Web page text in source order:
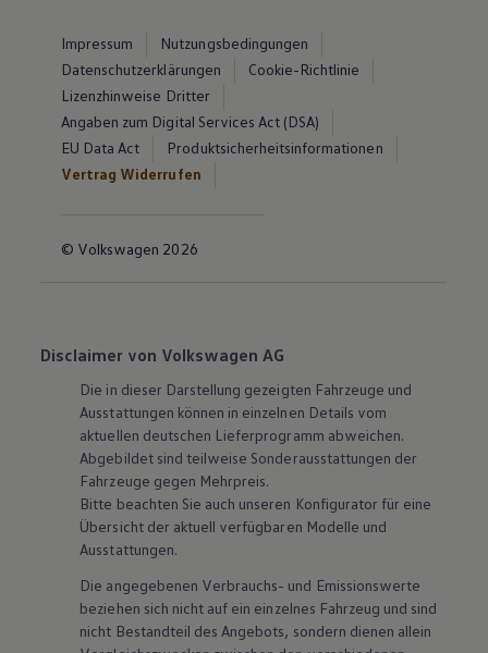
Impressum
Nutzungsbedingungen
Datenschutzerklärungen
Cookie-Richtlinie
Lizenzhinweise Dritter
Angaben zum Digital Services Act (DSA)
EU Data Act
Produktsicherheitsinformationen
Vertrag Widerrufen
© Volkswagen 2026
Disclaimer von Volkswagen AG
Die in dieser Darstellung gezeigten Fahrzeuge und
Ausstattungen können in einzelnen Details vom
aktuellen deutschen Lieferprogramm abweichen.
Abgebildet sind teilweise Sonderausstattungen der
Fahrzeuge gegen Mehrpreis.
Bitte beachten Sie auch unseren Konfigurator für eine
Übersicht der aktuell verfügbaren Modelle und
Ausstattungen.
Die angegebenen Verbrauchs- und Emissionswerte
beziehen sich nicht auf ein einzelnes Fahrzeug und sind
nicht Bestandteil des Angebots, sondern dienen allein